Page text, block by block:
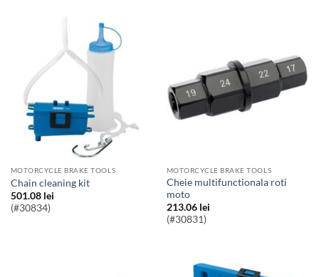
MOTORCYCLE BRAKE TOOLS
chain cleaning kit
501.08 lei
(#30834)
MOTORCYCLE BRAKE TOOLS
Cheie multifunctionala roti
moto
213.06 lei
(#30831)